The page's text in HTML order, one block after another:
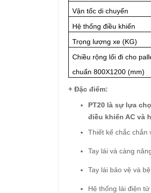
Vận tốc di chuyển
Hệ thống điều khiển
Trọng lượng xe (KG)
Chiều rộng lối đi cho
chuẩn 800X1200 (mm)
+ Đặc điểm:
PT20 là sự lựa
điều khiển AC và
Thiết kế chắc chắn
Tay lái và càng
Tay lái bảo vệ và
Hệ thống lái điện